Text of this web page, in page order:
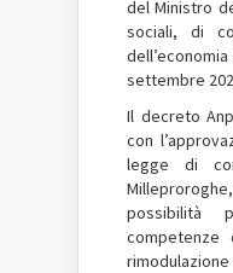
del Ministro
sociali, di
settembre
Il decreto
con
legge di
possibilità
competenze